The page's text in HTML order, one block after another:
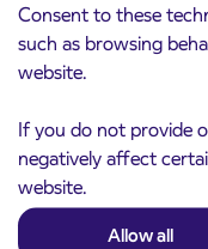
Consent to these
such as browsing
website.
If you do not provide
negatively affect
website.
Allow all